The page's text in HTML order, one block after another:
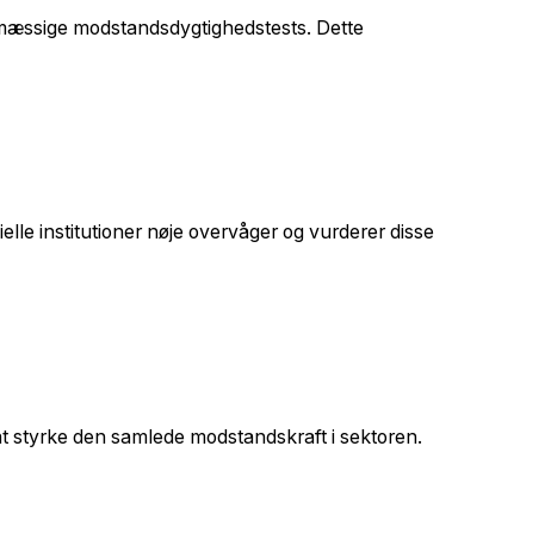
modstandsdygtighedstests. Dette
institutioner nøje overvåger og vurderer disse
den samlede modstandskraft i sektoren.